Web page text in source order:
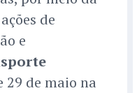
de
e
29 de maio na